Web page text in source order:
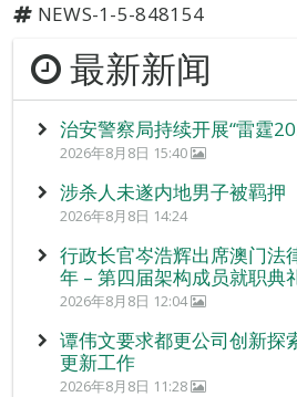
NEWS-1-5-848154
最新新闻
治安警察局持续开展“雷霆
2026年8月8日 15:40
涉杀人未遂内地男子被羁押
2026年8月8日 14:24
行政长官岑浩辉出席澳门法
年 – 第四届架构成员就职典
2026年8月8日 12:04
谭伟文要求都更公司创新探
更新工作
2026年8月8日 11:28